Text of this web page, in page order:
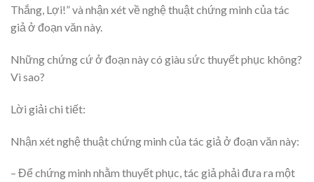
Thắng, Lợi!” và nhận xét về nghệ thuật chứng minh của tác
giả ở đoạn văn này.
Những chứng cứ ở đoạn này có giàu sức thuyết phục không?
Vì sao?
Lời giải chi tiết:
Nhận xét nghệ thuật chứng minh của tác giả ở đoạn văn này:
– Để chứng minh nhằm thuyết phục, tác giả phải đưa ra một